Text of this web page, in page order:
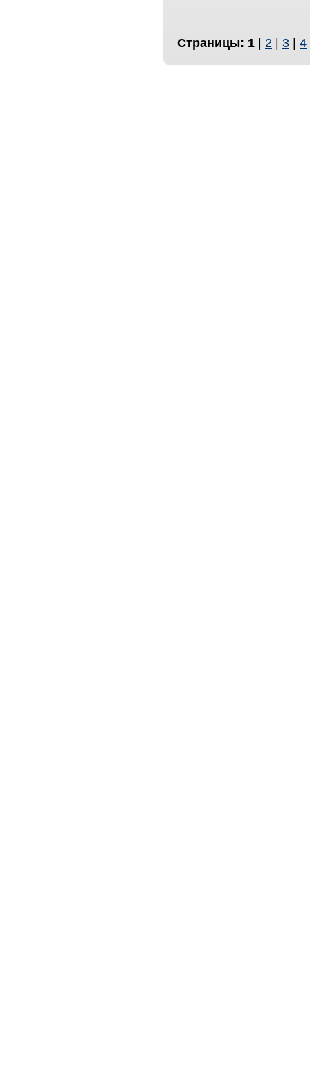
Страницы: 1 | 2 | 3 | 4